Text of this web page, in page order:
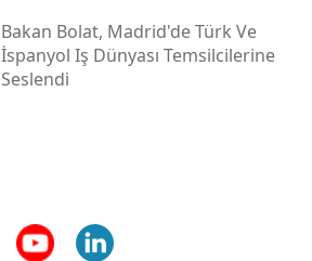
Bakan Bolat, Madrid'de Türk Ve
İspanyol Iş Dünyası Temsilcilerine
Seslendi